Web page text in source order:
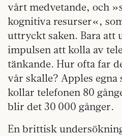
vårt medvetande, och
kognitiva resurser«,
uttryckt saken. Bara att
impulsen att kolla av
tänkande. Hur ofta far
vår skalle? Apples
kollar telefonen 80
blir det 30 000 gånger.
En brittisk